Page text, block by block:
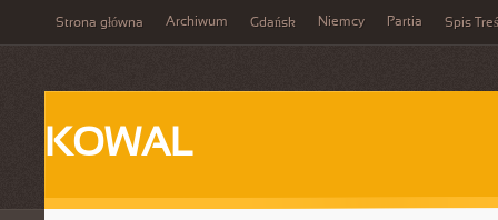
Strona główna Archiwum Gdańsk Niemcy Partia Spis
KOWAL